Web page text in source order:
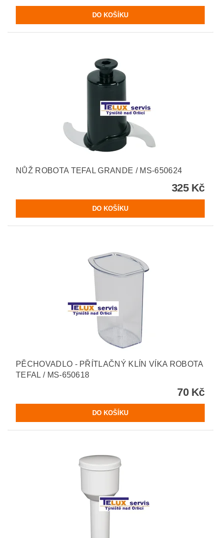
NŮŽ ROBOTA TEFAL GRANDE / MS-650624
325 Kč
PĚCHOVADLO - PŘÍTLAČNÝ KLÍN VÍKA ROBOTA
TEFAL / MS-650618
70 Kč